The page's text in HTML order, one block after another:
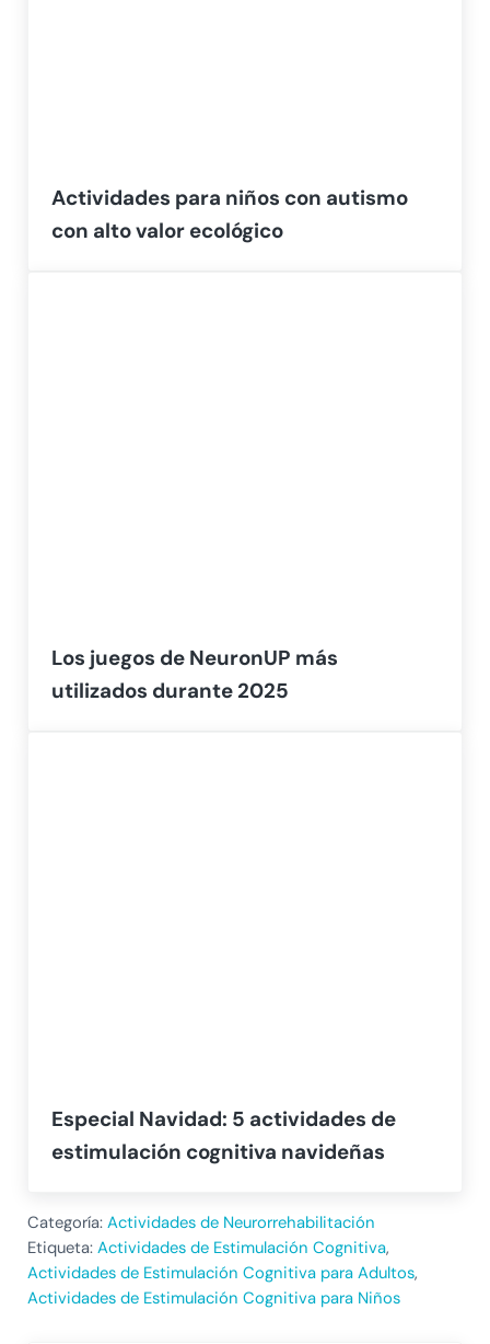
Actividades para niños con autismo
con alto valor ecológico
Los juegos de NeuronUP más
utilizados durante 2025
Especial Navidad: 5 actividades de
estimulación cognitiva navideñas
Categoría: Actividades de Neurorrehabilitación
Etiqueta: Actividades de Estimulación Cognitiva,
Actividades de Estimulación Cognitiva para Adultos,
Actividades de Estimulación Cognitiva para Niños